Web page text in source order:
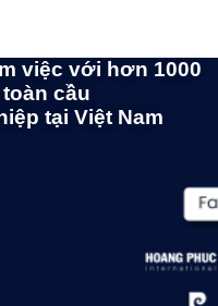
việc với hơn 1000
cầu
tại Việt Nam